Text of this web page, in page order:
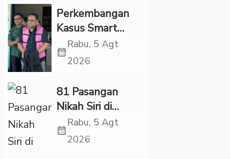
“Adem”
Perkembangan
Kasus Smart
Village, Jaksa
Kembali Periksa
calendar_month
Rabu, 5 Agt
2026
81 Pasangan
Nikah Siri di
Tapsel Ikuti
Sidang Isbat
calendar_month
Rabu, 5 Agt
2026